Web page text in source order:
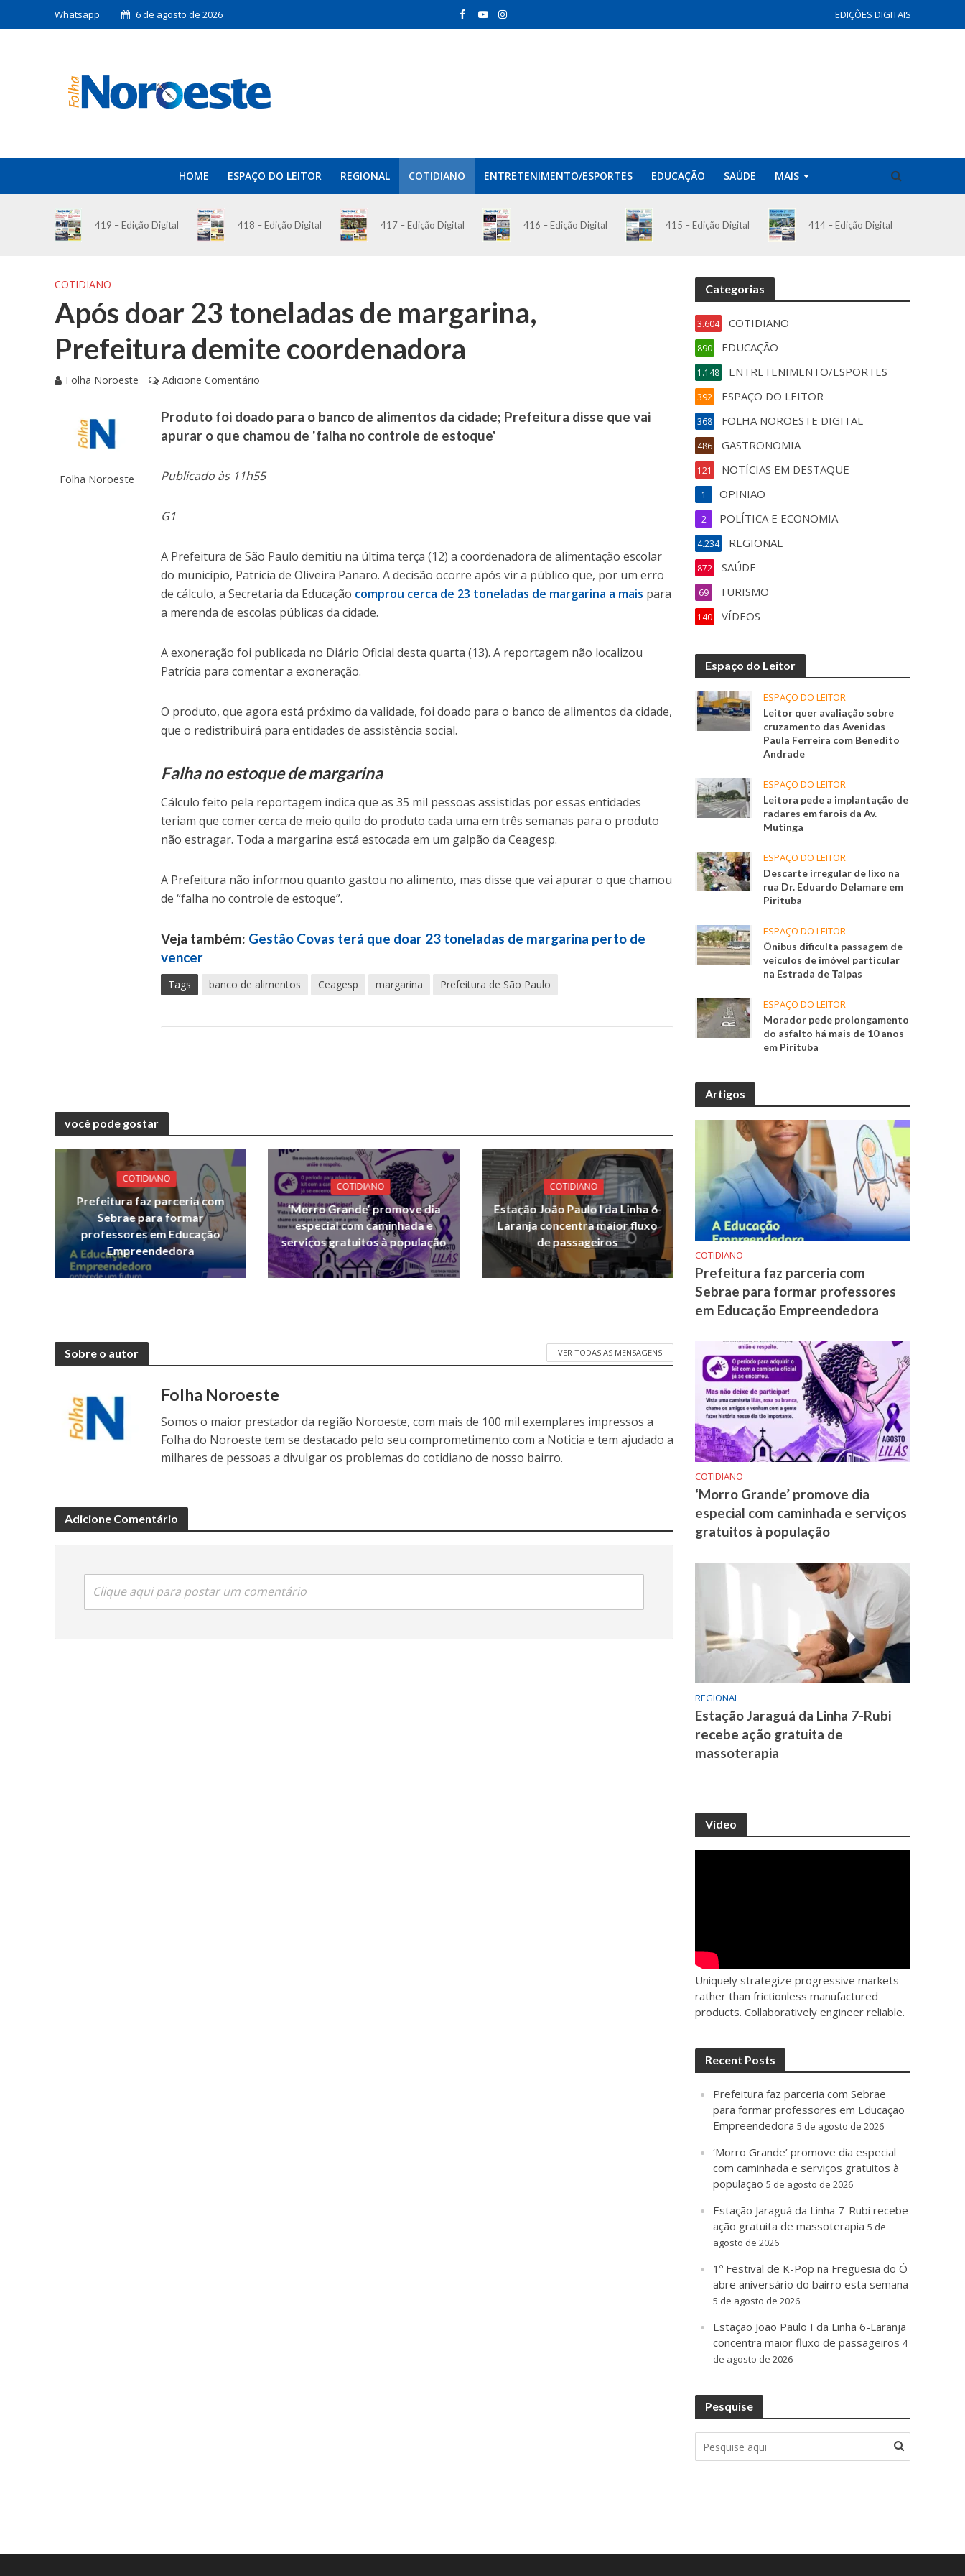
Whatsapp 6 de agosto de 2026 EDIÇÕES DIGITAIS
HOME ESPAÇO DO LEITOR REGIONAL COTIDIANO ENTRETENIMENTO/ESPORTES EDUCAÇÃO SAÚDE MAIS
419 – Edição Digital 418 – Edição Digital 417 – Edição Digital 416 – Edição Digital 415 – Edição Digital 414 – Edição Digital
COTIDIANO
Após doar 23 toneladas de margarina,
Prefeitura demite coordenadora
Folha Noroeste Adicione Comentário
Folha Noroeste
Produto foi doado para o banco de alimentos da cidade; Prefeitura disse que vai
apurar o que chamou de 'falha no controle de estoque'
Publicado às 11h55
G1
A Prefeitura de São Paulo demitiu na última terça (12) a coordenadora de alimentação escolar
do município, Patricia de Oliveira Panaro. A decisão ocorre após vir a público que, por um erro
de cálculo, a Secretaria da Educação comprou cerca de 23 toneladas de margarina a mais para
a merenda de escolas públicas da cidade.
A exoneração foi publicada no Diário Oficial desta quarta (13). A reportagem não localizou
Patrícia para comentar a exoneração.
O produto, que agora está próximo da validade, foi doado para o banco de alimentos da cidade,
que o redistribuirá para entidades de assistência social.
Falha no estoque de margarina
Cálculo feito pela reportagem indica que as 35 mil pessoas assistidas por essas entidades
teriam que comer cerca de meio quilo do produto cada uma em três semanas para o produto
não estragar. Toda a margarina está estocada em um galpão da Ceagesp.
A Prefeitura não informou quanto gastou no alimento, mas disse que vai apurar o que chamou
de “falha no controle de estoque”.
Veja também: Gestão Covas terá que doar 23 toneladas de margarina perto de
vencer
Tags banco de alimentos Ceagesp margarina Prefeitura de São Paulo
você pode gostar
COTIDIANO
Prefeitura faz parceria com
Sebrae para formar
professores em Educação
Empreendedora
COTIDIANO
‘Morro Grande’ promove dia
especial com caminhada e
serviços gratuitos à população
COTIDIANO
Estação João Paulo I da Linha 6-
Laranja concentra maior fluxo
de passageiros
Sobre o autor VER TODAS AS MENSAGENS
Folha Noroeste
Somos o maior prestador da região Noroeste, com mais de 100 mil exemplares impressos a
Folha do Noroeste tem se destacado pelo seu comprometimento com a Noticia e tem ajudado a
milhares de pessoas a divulgar os problemas do cotidiano de nosso bairro.
Adicione Comentário
Clique aqui para postar um comentário
Categorias
COTIDIANO
3.604
EDUCAÇÃO
890
ENTRETENIMENTO/ESPORTES
1.148
ESPAÇO DO LEITOR
392
FOLHA NOROESTE DIGITAL
368
GASTRONOMIA
486
NOTÍCIAS EM DESTAQUE
121
OPINIÃO
1
POLÍTICA E ECONOMIA
2
REGIONAL
4.234
SAÚDE
872
TURISMO
69
VÍDEOS
140
Espaço do Leitor
ESPAÇO DO LEITOR
Leitor quer avaliação sobre
cruzamento das Avenidas
Paula Ferreira com Benedito
Andrade
ESPAÇO DO LEITOR
Leitora pede a implantação de
radares em farois da Av.
Mutinga
ESPAÇO DO LEITOR
Descarte irregular de lixo na
rua Dr. Eduardo Delamare em
Pirituba
ESPAÇO DO LEITOR
Ônibus dificulta passagem de
veículos de imóvel particular
na Estrada de Taipas
ESPAÇO DO LEITOR
Morador pede prolongamento
do asfalto há mais de 10 anos
em Pirituba
Artigos
COTIDIANO
Prefeitura faz parceria com
Sebrae para formar professores
em Educação Empreendedora
COTIDIANO
‘Morro Grande’ promove dia
especial com caminhada e serviços
gratuitos à população
REGIONAL
Estação Jaraguá da Linha 7-Rubi
recebe ação gratuita de
massoterapia
Video
Uniquely strategize progressive markets
rather than frictionless manufactured
products. Collaboratively engineer reliable.
Recent Posts
Prefeitura faz parceria com Sebrae
para formar professores em Educação
Empreendedora 5 de agosto de 2026
‘Morro Grande’ promove dia especial
com caminhada e serviços gratuitos à
população 5 de agosto de 2026
Estação Jaraguá da Linha 7-Rubi recebe
ação gratuita de massoterapia 5 de
agosto de 2026
1º Festival de K-Pop na Freguesia do Ó
abre aniversário do bairro esta semana
5 de agosto de 2026
Estação João Paulo I da Linha 6-Laranja
concentra maior fluxo de passageiros 4
de agosto de 2026
Pesquise